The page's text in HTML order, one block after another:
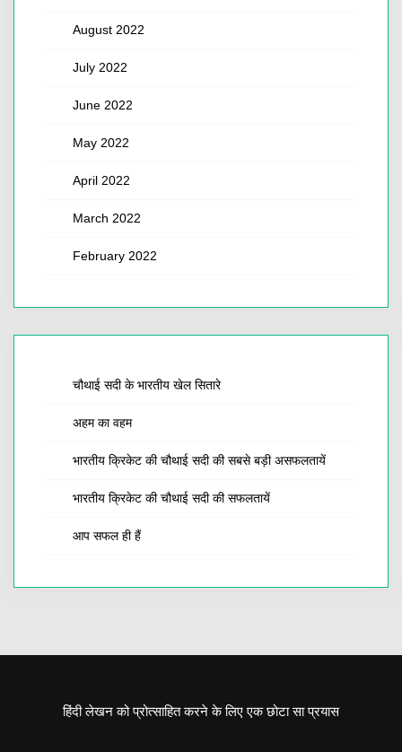
August 2022
July 2022
June 2022
May 2022
April 2022
March 2022
February 2022
चौथाई सदी के भारतीय खेल सितारे
अहम का वहम
भारतीय क्रिकेट की चौथाई सदी की सबसे बड़ी असफलतायें
भारतीय क्रिकेट की चौथाई सदी की सफलतायें
आप सफल ही हैं
हिंदी लेखन को प्रोत्साहित करने के लिए एक छोटा सा प्रयास